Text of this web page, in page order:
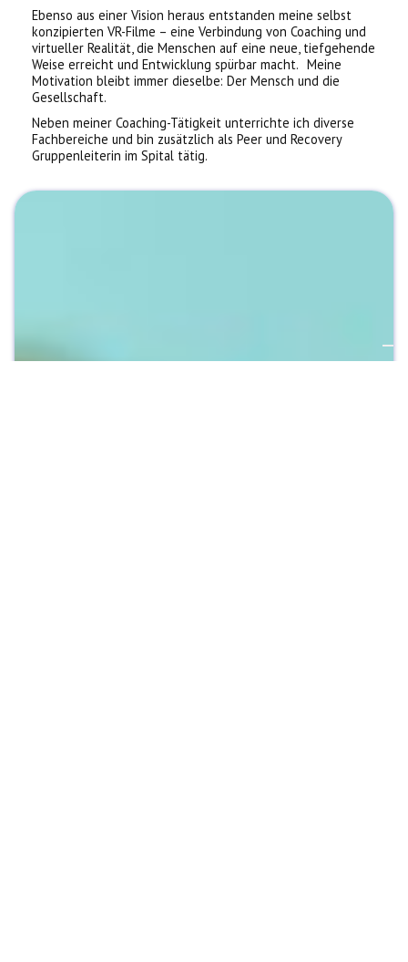
Ebenso aus einer Vision heraus entstanden meine selbst
konzipierten VR-Filme – eine Verbindung von Coaching und
virtueller Realität, die Menschen auf eine neue, tiefgehende
Weise erreicht und Entwicklung spürbar macht. Meine
Motivation bleibt immer dieselbe: Der Mensch und die
Gesellschaft.
Neben meiner Coaching-Tätigkeit unterrichte ich diverse
Fachbereiche und bin zusätzlich als Peer und Recovery
Gruppenleiterin im Spital tätig.